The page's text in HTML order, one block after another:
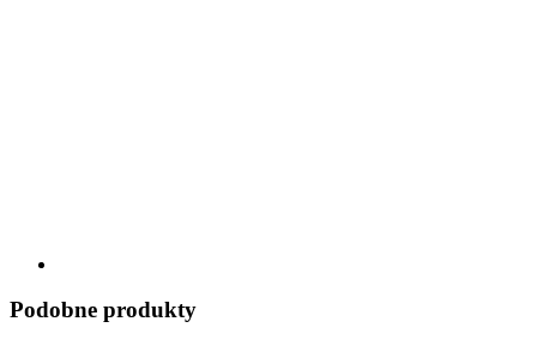
Podobne produkty